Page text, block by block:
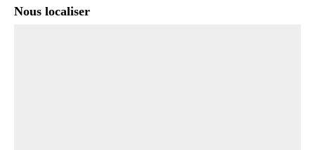
Nous localiser